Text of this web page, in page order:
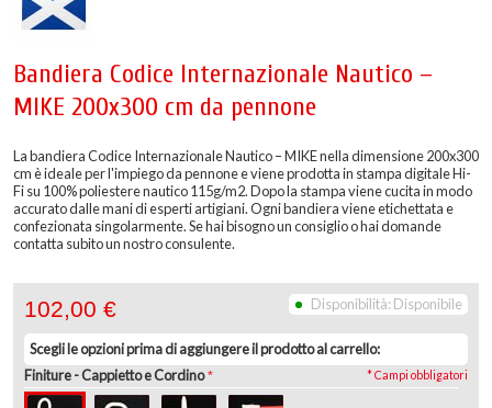
Bandiera Codice Internazionale Nautico –
MIKE 200x300 cm da pennone
La bandiera Codice Internazionale Nautico – MIKE nella dimensione 200x300
cm è ideale per l'impiego da pennone e viene prodotta in stampa digitale Hi-
Fi su 100% poliestere nautico 115g/m2. Dopo la stampa viene cucita in modo
accurato dalle mani di esperti artigiani. Ogni bandiera viene etichettata e
confezionata singolarmente. Se hai bisogno un consiglio o hai domande
contatta subito un nostro consulente.
Disponibilità: Disponibile
102,00 €
Scegli le opzioni prima di aggiungere il prodotto al carrello:
Finiture- Cappietto e Cordino * Campi obbligatori